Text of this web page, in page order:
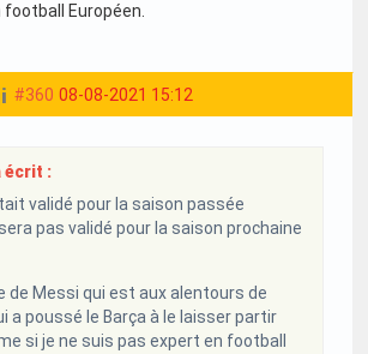
Européen.
#360 08-08-2021 15:12
écrit :
validé pour la saison passée
pas validé pour la saison prochaine
de Messi qui est aux alentours de
a poussé le Barça à le laisser partir
si je ne suis pas expert en football